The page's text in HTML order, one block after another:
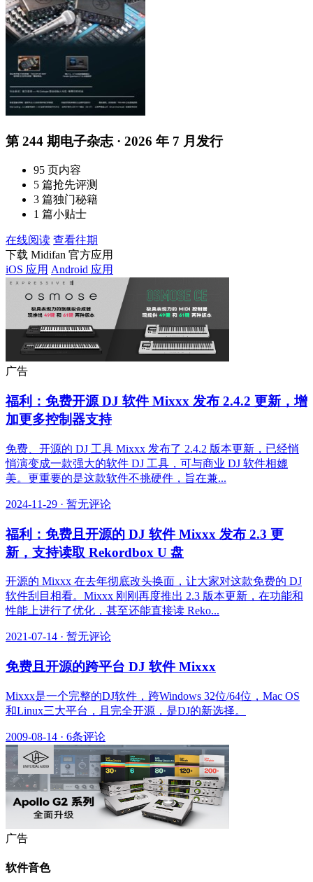
第 244 期电子杂志 · 2026 年 7 月发行
95 页内容
5 篇抢先评测
3 篇独门秘籍
1 篇小贴士
在线阅读 查看往期
下载 Midifan 官方应用
iOS 应用 Android 应用
广告
福利：免费开源 DJ 软件 Mixxx 发布 2.4.2 更新，增
加更多控制器支持
免费、开源的 DJ 工具 Mixxx 发布了 2.4.2 版本更新，已经悄
悄演变成一款强大的软件 DJ 工具，可与商业 DJ 软件相媲
美。更重要的是这款软件不挑硬件，旨在兼...
2024-11-29 · 暂无评论
福利：免费且开源的 DJ 软件 Mixxx 发布 2.3 更
新，支持读取 Rekordbox U 盘
开源的 Mixxx 在去年彻底改头换面，让大家对这款免费的 DJ
软件刮目相看。Mixxx 刚刚再度推出 2.3 版本更新，在功能和
性能上进行了优化，甚至还能直接读 Reko...
2021-07-14 · 暂无评论
免费且开源的跨平台 DJ 软件 Mixxx
Mixxx是一个完整的DJ软件，跨Windows 32位/64位，Mac OS
和Linux三大平台，且完全开源，是DJ的新选择。
2009-08-14 · 6条评论
广告
软件音色